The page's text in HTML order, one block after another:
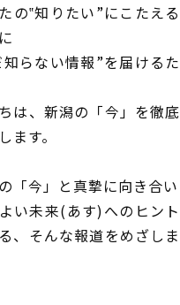
の‟知りたい”にこたえる
知らない情報”を届けるた
は、新潟の「今」を徹底
ます。
「今」と真摯に向き合い
い未来(あす)へのヒント
、そんな報道をめざしま